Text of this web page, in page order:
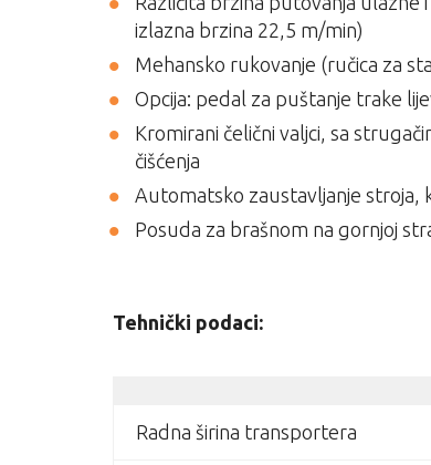
izlazna brzina 22,5 m/min)
Mehansko rukovanje (ručica za
Opcija: pedal za puštanje trake
Kromirani čelični valjci, sa
čišćenja
Automatsko zaustavljanje stroja,
Posuda za brašnom na gornjoj
Tehnički podaci:
Radna širina transportera